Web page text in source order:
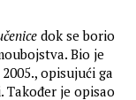
dok se borio
Bio je
opisujući ga
Također je opisao